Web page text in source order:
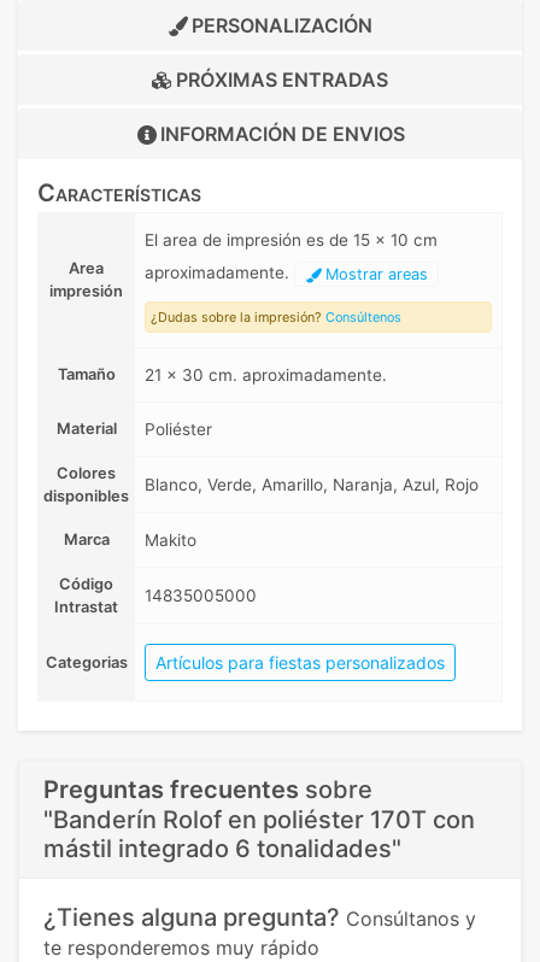
PERSONALIZACIÓN
PRÓXIMAS ENTRADAS
INFORMACIÓN DE ENVIOS
Características
Area
impresión
El area de impresión es de 15 x 10 cm
aproximadamente.
Mostrar areas
¿Dudas sobre la impresión? Consúltenos
Tamaño 21 x 30 cm. aproximadamente.
Material Poliéster
Colores
disponibles
Blanco, Verde, Amarillo, Naranja, Azul, Rojo
Marca Makito
Código
Intrastat
14835005000
Categorias Artículos para fiestas personalizados
Preguntas frecuentes sobre
"Banderín Rolof en poliéster 170T con
mástil integrado 6 tonalidades"
¿Tienes alguna pregunta? Consúltanos y
te responderemos muy rápido